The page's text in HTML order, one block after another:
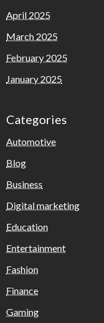
April 2025
March 2025
February 2025
January 2025
Categories
Automotive
Blog
Business
Digital marketing
Education
Entertainment
Fashion
Finance
Gaming